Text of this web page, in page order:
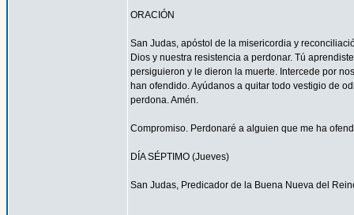
ORACIÓN
San Judas, apóstol de la misericordia y
Dios y nuestra resistencia a perdonar. Tú
persiguieron y le dieron la muerte. Intercede por
han ofendido. Ayúdanos a quitar todo vestigio de
perdona. Amén.
Compromiso. Perdonaré a alguien que me ha
DÍA SÉPTIMO (Jueves)
San Judas, Predicador de la Buena Nueva del